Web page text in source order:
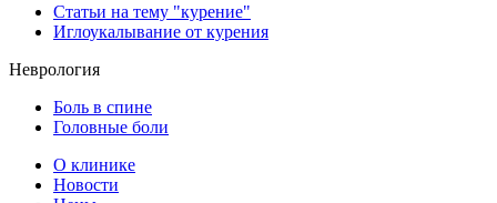
Статьи на тему "курение"
Иглоукалывание от курения
Неврология
Боль в спине
Головные боли
О клинике
Новости